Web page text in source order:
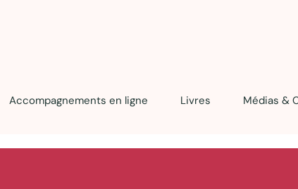
Accompagnements en ligne Livres Médias &